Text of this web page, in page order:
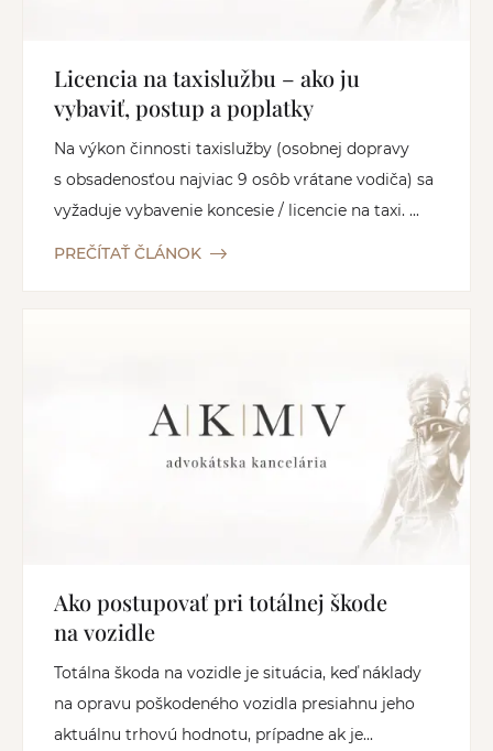
Licencia na taxislužbu – ako ju
vybaviť, postup a poplatky
Na výkon činnosti taxislužby (osobnej dopravy
s obsadenosťou najviac 9 osôb vrátane vodiča) sa
vyžaduje vybavenie koncesie / licencie na taxi. ...
PREČÍTAŤ ČLÁNOK
Ako postupovať pri totálnej škode
na vozidle
Totálna škoda na vozidle je situácia, keď náklady
na opravu poškodeného vozidla presiahnu jeho
aktuálnu trhovú hodnotu, prípadne ak je...